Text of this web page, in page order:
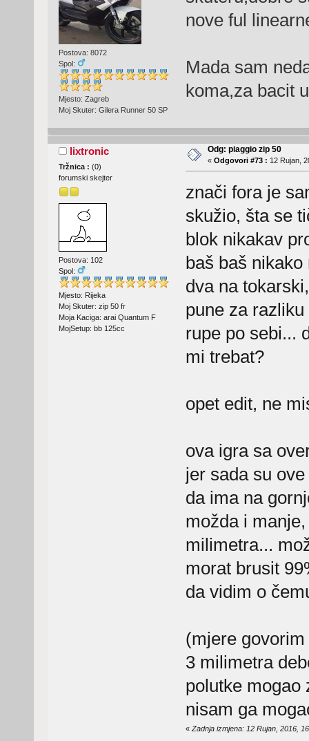
Postova: 8072
Spol:
Mjesto: Zagreb
Moj Skuter: Gilera Runner 50 SP
nove ful
Mada sam
koma,za bacit
lixtronic
Tržnica : (0)
forumski skejter
Postova: 102
Spol:
Mjesto: Rijeka
Moj Skuter: zip 50 fr
Moja Kaciga: arai Quantum F
MojSetup: bb 125cc
Odg: piaggio zip 50
« Odgovori #73 : 12 Rujan,
znači fora je
skužio, šta se
blok nikakav
baš baš
dva na
pune za
rupe po sebi...
mi trebat?
opet edit, ne
ova igra sa
jer sada su
da ima na
možda i
milimetra...
morat brusit
da vidim o
(mjere
3 milimetra
polutke mogao
nisam ga
« Zadnja izmjena: 12 Rujan, 2016,